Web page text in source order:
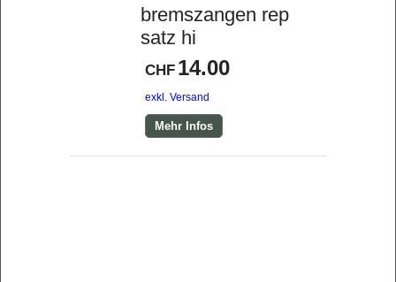
bremszangen rep
satz hi
CHF 14.00
exkl. Versand
Mehr Infos